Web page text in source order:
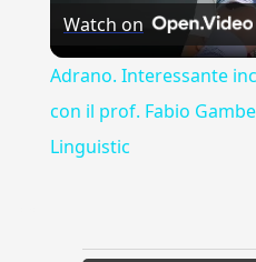
Watch on
Adrano. Interessante
con il prof. Fabio
Linguistic